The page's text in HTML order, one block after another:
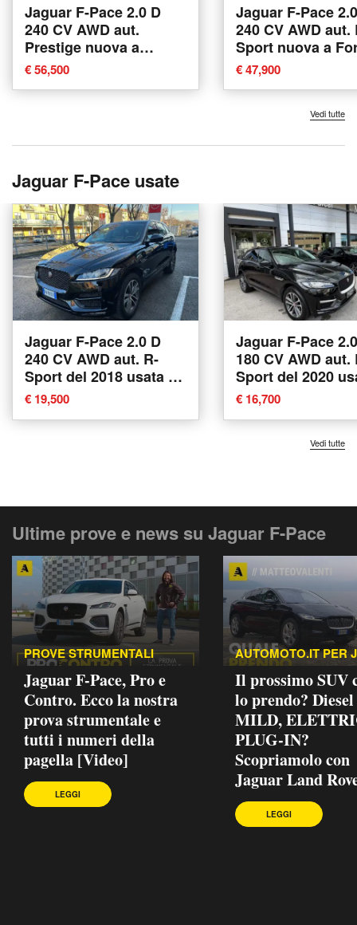
Jaguar F-Pace 2.0 D
240 CV AWD aut.
Prestige nuova a
Agliana
€ 56,500
Jaguar F-Pace
240 CV AWD aut.
Sport nuova a
€ 47,900
Vedi tutte
Jaguar F-Pace usate
Jaguar F-Pace 2.0 D
240 CV AWD aut. R-
Sport del 2018 usata a
Casalgrande
€ 19,500
Jaguar F-Pace
180 CV AWD aut.
Sport del 2020
Potenza
€ 16,700
Vedi tutte
Ultime prove e news su Jaguar F-Pace
PROVE STRUMENTALI
Jaguar F-Pace, Pro e
Contro. Ecco la nostra
prova strumentale e
tutti i numeri della
pagella [Video]
LEGGI
AUTOMOTO.IT PER
Il prossimo SUV
lo prendo? Diesel
MILD,
PLUG-IN?
Scopriamolo con
Jaguar Land
LEGGI